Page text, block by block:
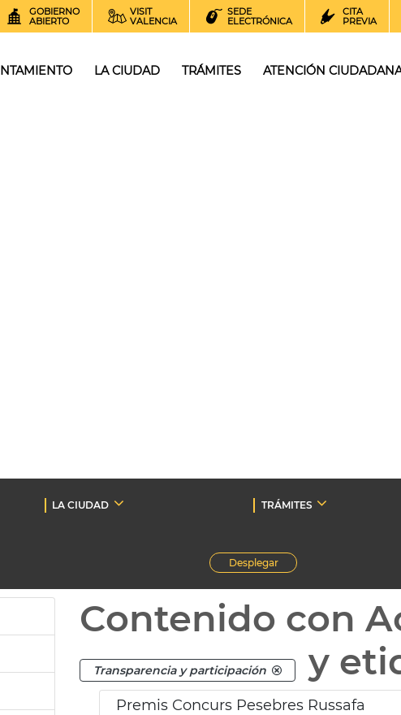
GOBIERNO
ABIERTO
VISIT
VALENCIA
SEDE
ELECTRÓNICA
CITA
PREVIA
LA CIUDAD TRÁMITES ATENCIÓN
LA CIUDAD TRÁMITES
Desplegar
Contenido con
Transparencia y participación y
Premis Concurs Pesebres Russafa